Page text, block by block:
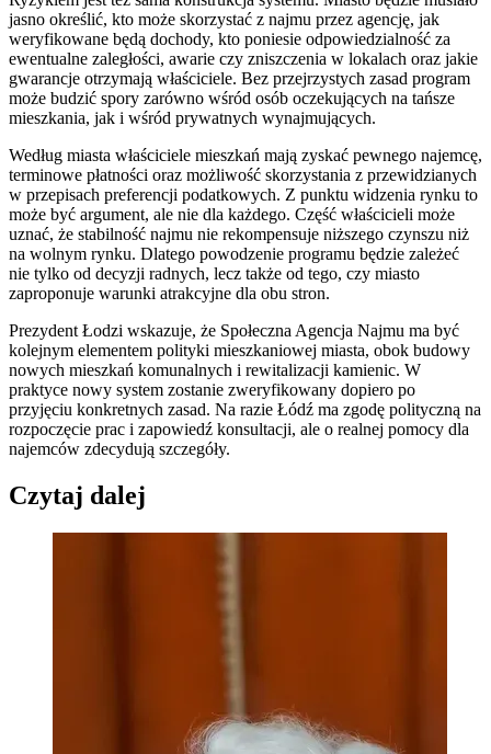
jasno określić, kto może skorzystać z najmu przez agencję, jak
weryfikowane będą dochody, kto poniesie odpowiedzialność za
ewentualne zaległości, awarie czy zniszczenia w lokalach oraz jakie
gwarancje otrzymają właściciele. Bez przejrzystych zasad program
może budzić spory zarówno wśród osób oczekujących na tańsze
mieszkania, jak i wśród prywatnych wynajmujących.
Według miasta właściciele mieszkań mają zyskać pewnego najemcę,
terminowe płatności oraz możliwość skorzystania z przewidzianych
w przepisach preferencji podatkowych. Z punktu widzenia rynku to
może być argument, ale nie dla każdego. Część właścicieli może
uznać, że stabilność najmu nie rekompensuje niższego czynszu niż
na wolnym rynku. Dlatego powodzenie programu będzie zależeć
nie tylko od decyzji radnych, lecz także od tego, czy miasto
zaproponuje warunki atrakcyjne dla obu stron.
Prezydent Łodzi wskazuje, że Społeczna Agencja Najmu ma być
kolejnym elementem polityki mieszkaniowej miasta, obok budowy
nowych mieszkań komunalnych i rewitalizacji kamienic. W
praktyce nowy system zostanie zweryfikowany dopiero po
przyjęciu konkretnych zasad. Na razie Łódź ma zgodę polityczną na
rozpoczęcie prac i zapowiedź konsultacji, ale o realnej pomocy dla
najemców zdecydują szczegóły.
Czytaj dalej